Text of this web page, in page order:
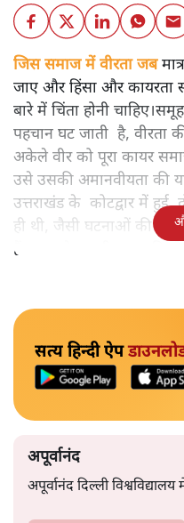
जिस समाज में वीरता जब
जाए और हिंसा और कायरता
बारे में चिंता होनी
पहचान घट जाती है,
अकेले वीर को पूरा कायर
उसे उसकी अमानवीयता की
उत्तराखंड के कोटद्वार में हुई
ही थी, जैसी घटनाओं की
हैं।भारत के तक़रीबन हर
सत्य हिन्दी ऐप
अपूर्वानंद
अपूर्वानंद दिल्ली विश्वविद्यालय